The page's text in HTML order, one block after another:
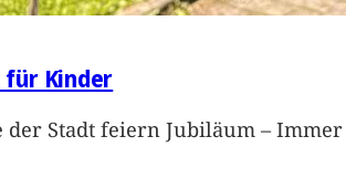
Kinder
der Stadt feiern Jubiläum –